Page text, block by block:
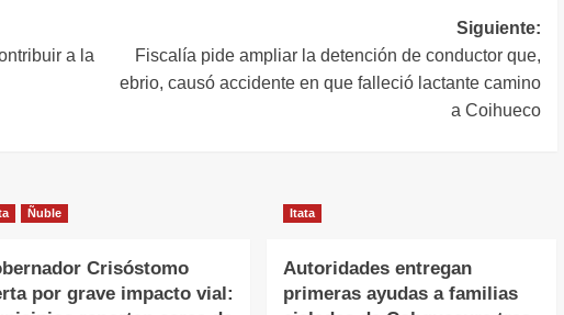
a la
Siguiente:
Fiscalía pide ampliar la detención de conductor que,
ebrio, causó accidente en que falleció lactante camino
a Coihueco
Ñuble
Crisóstomo
por grave impacto vial:
Itata
Autoridades entregan
primeras ayudas a familias